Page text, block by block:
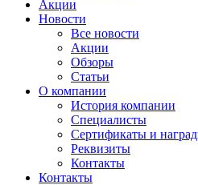
Акции
Новости
Все новости
Акции
Обзоры
Статьи
О компании
История компании
Специалисты
Сертификаты и
Реквизиты
Контакты
Контакты